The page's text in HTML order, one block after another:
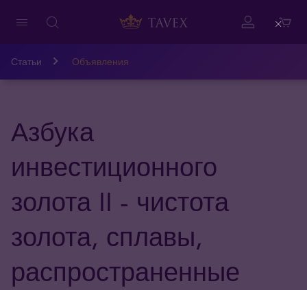
Статьи Объявления
Азбука
инвестиционного
золота II - чистота
золота, сплавы,
распространенные
Close